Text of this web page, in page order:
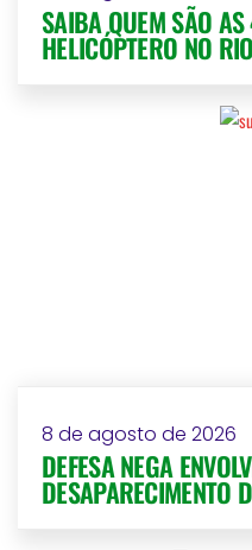
SAIBA QUEM SÃO
HELICÓPTERO NO
8 de agosto de 2026
DEFESA NEGA
DESAPARECIMENTO